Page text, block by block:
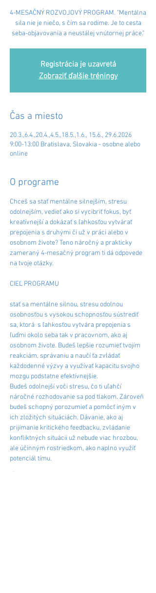
4-MESAČNÝ ROZVOJOVÝ PROGRAM. "Mentálna
sila nie je niečo, s čím sa rodíme. Je to cesta
seba-objavovania a neustálej vnútornej práce."
Registrácia je uzavretá
Zobraziť ďalšie tréningy
Čas a miesto
20.3.,6.4.,20.4.,4.5.,18.5.,1.6., 15.6., 29.6.2026
9:00-13:00 Bratislava, Slovakia - osobne alebo
online
O programe
Chceš sa stať mentálne silnejším, stresu
odolnejším, vedieť ako si vycibriť fokus, byť
kreatívnejší a dokázať s ľahkosťou vytvárať
prepojenia s druhými či už v práci alebo v
osobnom živote? Teno náročný a prakticky
zameraný 4-mesačný program ti dá odpovede
na tvoje otázky.
CIEĽ PROGRAMU
​stať sa mentálne silnou, stresu odolnou
osobnosťou s vysokou schopnosťou sústrediť
sa, ktorá  s ľahkosťou vytvára prepojenia s
ľuďmi okolo seba tak v pracovnom, ako aj
osobnom živote. Budeš lepšie rozumieť tvojím
reakciám, správaniu a naučí ťa zvládať
každodenné výzvy a využívať kapacitu svojho
mozgu podstatne efektívnejšie.
Budeš odolnejší voči stresu, čo ti uľahčí
náročné rozhodovanie sa pod tlakom. Zároveň
budeš schopný porozumieť a pomôcť iným v
ich zložitých situáciách. Dávanie, ako aj
prijímanie kritického feedbacku, zvládanie
konfliktných situácii už nebude viac hrozbou,
ale účinným rostriedkom, ako naplno využiť
potenciál tímu.
Viac o programe